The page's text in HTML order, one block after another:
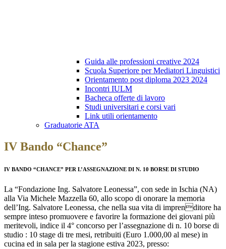
Guida alle professioni creative 2024
Scuola Superiore per Mediatori Linguistici
Orientamento post diploma 2023 2024
Incontri IULM
Bacheca offerte di lavoro
Studi universitari e corsi vari
Link utili orientamento
Graduatorie ATA
IV Bando “Chance”
IV BANDO “CHANCE” PER L’ASSEGNAZIONE DI N. 10 BORSE DI STUDIO
La “Fondazione Ing. Salvatore Leonessa”, con sede in Ischia (NA)
alla Via Michele Mazzella 60, allo scopo di onorare la memoria
dell’Ing. Salvatore Leonessa, che nella sua vita di imprenditore ha
sempre inteso promuovere e favorire la formazione dei giovani più
meritevoli, indice il 4° concorso per l’assegnazione di n. 10 borse di
studio : 10 stage di tre mesi, retribuiti (Euro 1.000,00 al mese) in
cucina ed in sala per la stagione estiva 2023, presso: